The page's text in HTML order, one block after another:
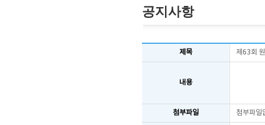
공지사항
제목 제63회
내용
첨부파일 첨부파일